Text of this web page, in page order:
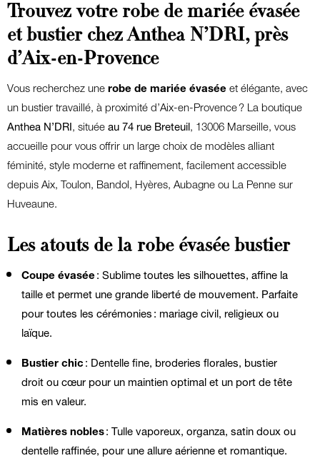
Trouvez votre robe de mariée évasée
et bustier chez Anthea N’DRI, près
d’Aix-en-Provence
Vous recherchez unerobe de mariée évaséeet élégante, avec
un bustier travaillé, à proximité d’Aix-en-Provence ? La boutique
Anthea N’DRI, situéeau 74 rue Breteuil, 13006 Marseille, vous
accueille pour vous offrir un large choix de modèles alliant
féminité, style moderne et raffinement, facilement accessible
depuis Aix, Toulon, Bandol, Hyères, Aubagne ou La Penne sur
Huveaune.
Les atouts de la robe évasée bustier
Coupe évasée: Sublime toutes les silhouettes, affine la
taille et permet une grande liberté de mouvement. Parfaite
pour toutes les cérémonies : mariage civil, religieux ou
laïque.
Bustier chic: Dentelle fine, broderies florales, bustier
droit ou cœur pour un maintien optimal et un port de tête
mis en valeur.
Matières nobles: Tulle vaporeux, organza, satin doux ou
dentelle raffinée, pour une allure aérienne et romantique.